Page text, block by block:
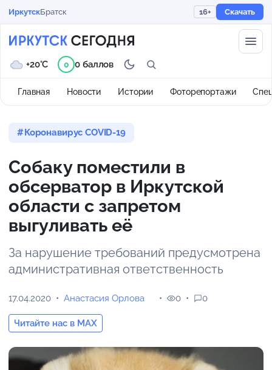
ИркутскБратск 16+ Скачать
Главная Новости Истории Фоторепортажи
+20°C 0 0 баллов
Коронавирус COVID-19
Собаку поместили в
обсерватор в Иркутской
области с запретом
выгуливать её
За нарушение требований предусмотрена
административная ответственность
17.04.2020 Анастасия Орлова
Читайте нас в MAX
0 0